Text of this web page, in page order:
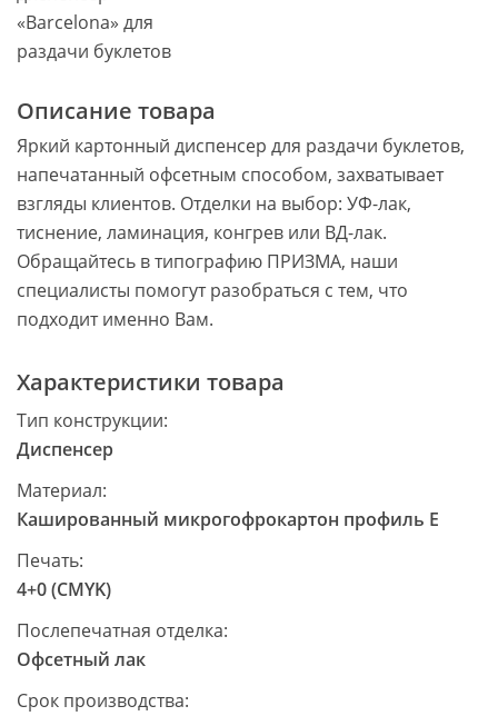
Описание товара
Яркий картонный диспенсер для раздачи буклетов,
напечатанный офсетным способом, захватывает
взгляды клиентов. Отделки на выбор: УФ-лак,
тиснение, ламинация, конгрев или ВД-лак.
Обращайтесь в типографию ПРИЗМА, наши
специалисты помогут разобраться с тем, что
подходит именно Вам.
Характеристики товара
Тип конструкции:
Диспенсер
Материал:
Кашированный микрогофрокартон профиль Е
Печать:
4+0 (CMYK)
Послепечатная отделка:
Офсетный лак
Срок производства: